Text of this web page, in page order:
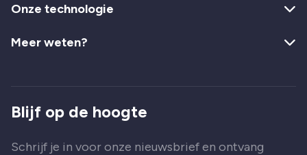
Onze technologie
Meer weten?
Blijf op de hoogte
Schrijf je in voor onze nieuwsbrief en ontvang